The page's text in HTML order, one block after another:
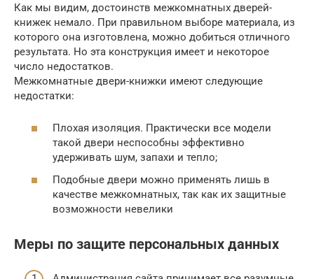
Как мы видим, достоинств межкомнатных дверей-
книжек немало. При правильном выборе материала, из
которого она изготовлена, можно добиться отличного
результата. Но эта конструкция имеет и некоторое
число недостатков.
Межкомнатные двери-книжки имеют следующие
недостатки:
Плохая изоляция. Практически все модели
такой двери неспособны эффективно
удерживать шум, запахи и тепло;
Подобные двери можно применять лишь в
качестве межкомнатных, так как их защитные
возможности невелики
Меры по защите персональных данных